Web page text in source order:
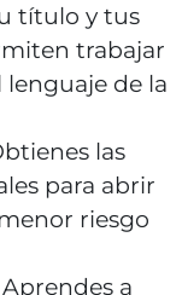
título y tus
trabajar
lenguaje de la
las
para abrir
riesgo
Aprendes a